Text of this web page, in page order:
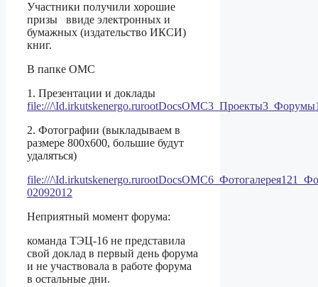
Участники получили хорошие
призы ввиде электронных и
бумажных (издательство ИКСИ)
книг.
В папке ОМС
1. Презентации и доклады
file:///
2. Фотографии (выкладываем в
размере 800х600, большие будут
удаляться)
file:///
02092012
Неприятный момент форума:
команда ТЭЦ-16 не представила
свой доклад в первый день форума
и не участвовала в работе форума
в остальные дни.